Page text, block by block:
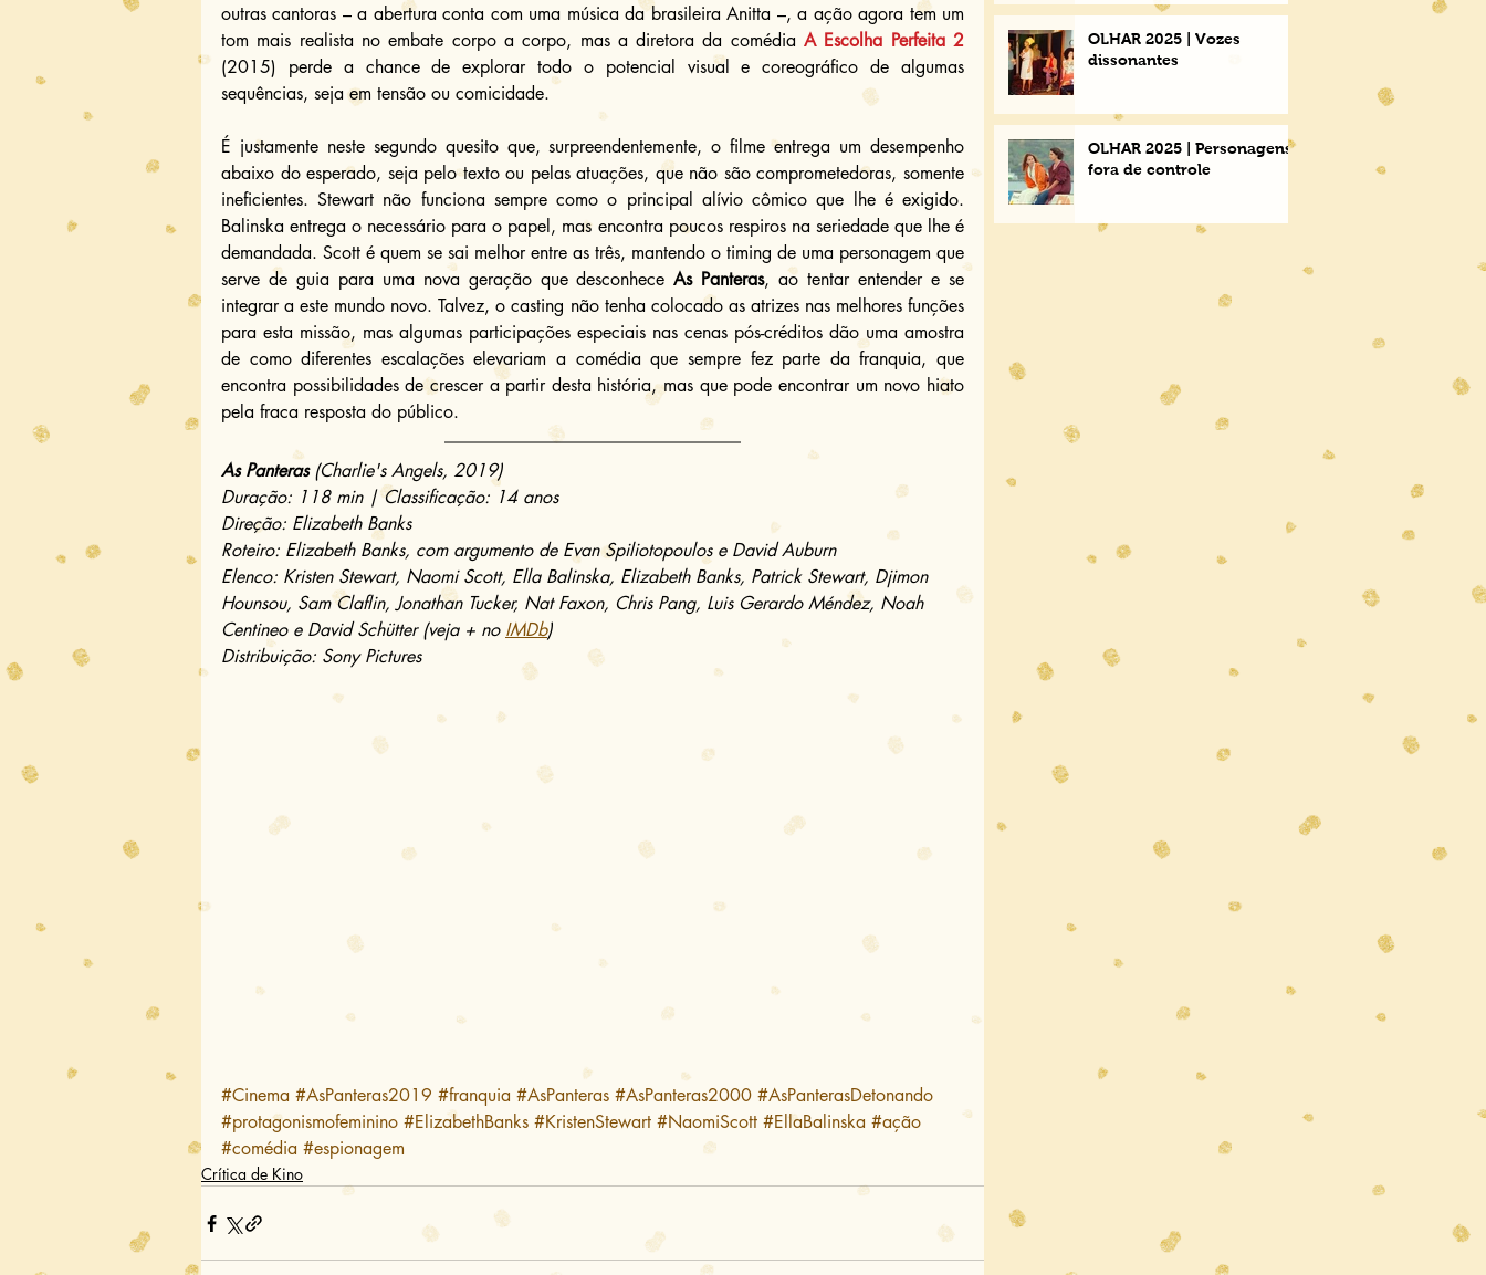
outras cantoras – a abertura conta com uma música da brasileira Anitta –, a ação agora tem um
tom mais realista no embate corpo a corpo, mas a diretora da comédia A Escolha Perfeita 2
(2015) perde a chance de explorar todo o potencial visual e coreográfico de algumas
sequências, seja em tensão ou comicidade.
É justamente neste segundo quesito que, surpreendentemente, o filme entrega um desempenho
abaixo do esperado, seja pelo texto ou pelas atuações, que não são comprometedoras, somente
ineficientes. Stewart não funciona sempre como o principal alívio cômico que lhe é exigido.
Balinska entrega o necessário para o papel, mas encontra poucos respiros na seriedade que lhe é
demandada. Scott é quem se sai melhor entre as três, mantendo o timing de uma personagem que
serve de guia para uma nova geração que desconhece As Panteras, ao tentar entender e se
integrar a este mundo novo. Talvez, o casting não tenha colocado as atrizes nas melhores funções
para esta missão, mas algumas participações especiais nas cenas pós-créditos dão uma amostra
de como diferentes escalações elevariam a comédia que sempre fez parte da franquia, que
encontra possibilidades de crescer a partir desta história, mas que pode encontrar um novo hiato
pela fraca resposta do público.
As Panteras (Charlie's Angels, 2019)
Duração: 118 min | Classificação: 14 anos
Direção: Elizabeth Banks
Roteiro: Elizabeth Banks, com argumento de Evan Spiliotopoulos e David Auburn
Elenco: Kristen Stewart, Naomi Scott, Ella Balinska, Elizabeth Banks, Patrick Stewart, Djimon
Hounsou, Sam Claflin, Jonathan Tucker, Nat Faxon, Chris Pang, Luis Gerardo Méndez, Noah
Centineo e David Schütter (veja + no IMDb)
Distribuição: Sony Pictures
#Cinema #AsPanteras2019 #franquia #AsPanteras #AsPanteras2000 #AsPanterasDetonando
#protagonismofeminino #ElizabethBanks #KristenStewart #NaomiScott #EllaBalinska #ação
#comédia #espionagem
Crítica de Kino
OLHAR 2025 | Vozes
dissonantes
OLHAR 2025 | Personagens
fora de controle